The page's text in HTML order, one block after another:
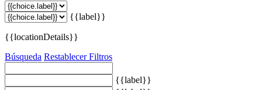
{{label}}
{{locationDetails}}
Búsqueda Restablecer Filtros
{{label}}